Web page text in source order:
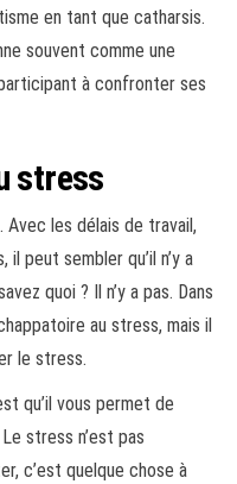
en tant que catharsis.
souvent comme une
à confronter ses
stress
les délais de travail,
peut sembler qu’il n’y a
quoi ? Il n’y a pas. Dans
au stress, mais il
le stress.
qu’il vous permet de
stress n’est pas
c’est quelque chose à